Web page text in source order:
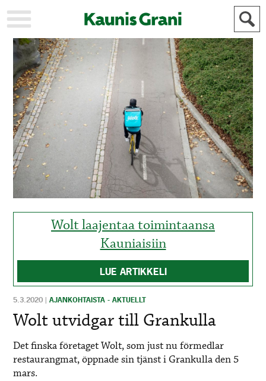
KAUPUNKI
STADEN
AJANKOHTAISTA
AKTUELLT
URHEILU
IDROTT
KULTTUURI
KULTUR
HISTORIA
HISTORIA
YLEINEN
ALLMÄN
MAINOSTAJILLE
FÖR
ANNONSÖRER
Wolt laajentaa toimintaansa
Kauniaisiin
LUE ARTIKKELI
5.3.2020 |AJANKOHTAISTA - AKTUELLT
Wolt utvidgar till Grankulla
Det finska företaget Wolt, som just nu förmedlar
restaurangmat, öppnade sin tjänst i Grankulla den 5
mars.